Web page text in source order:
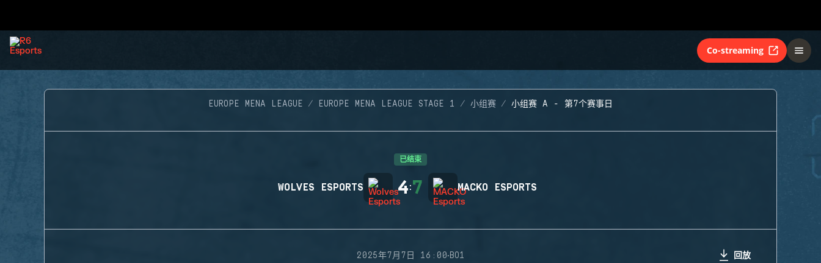
Co-streaming
EUROPE MENA LEAGUE EUROPE MENA LEAGUE STAGE 1 小组赛 小组赛 A - 第7个赛事日
已结束
WOLVES ESPORTS 4:7 MACKO ESPORTS
2025年7月7日 16:00·BO1 回放